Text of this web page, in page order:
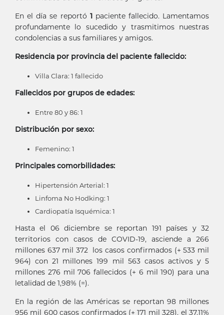
En el día se reportó 1paciente fallecido. Lamentamos
profundamente lo sucedido y trasmitimos nuestras
condolencias a sus familiares y amigos.
Residencia por provincia del paciente fallecido:
Villa Clara: 1 fallecido
Fallecidos por grupos de edades:
Entre 80 y 86: 1
Distribución por sexo:
Femenino: 1
Principales comorbilidades:
Hipertensión Arterial: 1
Linfoma No Hodking: 1
Cardiopatía Isquémica: 1
Hasta el 06 diciembre se reportan 191 países y 32
territorios con casos de COVID-19, asciende a 266
millones 637 mil 372 los casos confirmados (+ 533 mil
964) con 21 millones 199 mil 563 casos activos y 5
millones 276 mil 706 fallecidos (+ 6 mil 190) para una
letalidad de 1,98% (=).
En la región de las Américas se reportan 98 millones
956 mil 600 casos confirmados (+ 171 mil 328), el 37,11%